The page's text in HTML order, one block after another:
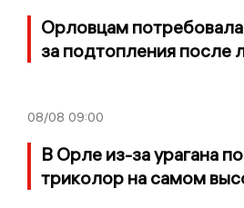
Орловцам
за подтопления после
08/08 09:00
В Орле из-за урагана
триколор на самом